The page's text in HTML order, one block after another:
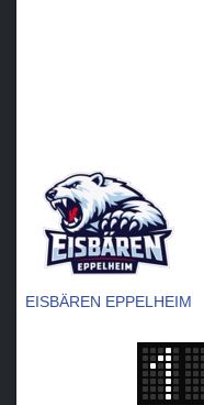
EISBÄREN EPPELHEIM